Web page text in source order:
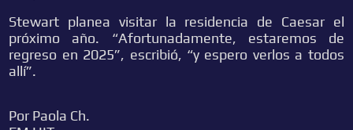
Stewart planea visitar la residencia de Caesar el
próximo año. “Afortunadamente, estaremos de
regreso en 2025”, escribió, “y espero verlos a todos
allí”.
Por Paola Ch.